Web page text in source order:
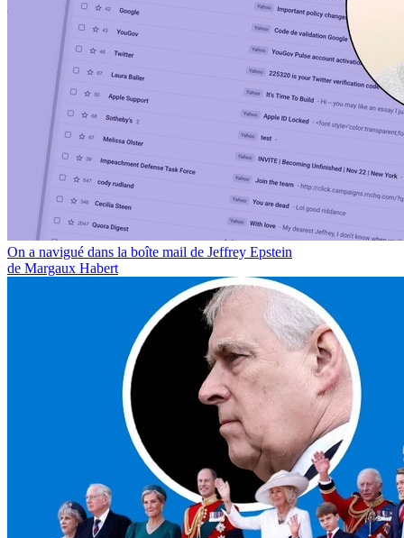
On a navigué dans la boîte mail de Jeffrey Epstein
de Margaux Habert